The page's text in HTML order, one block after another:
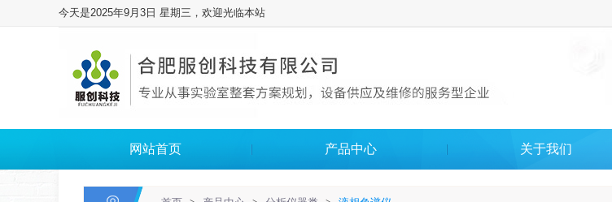
今天是2025年9月3日 星期三，欢迎光临本站
网站首页 产品中心 关于我们